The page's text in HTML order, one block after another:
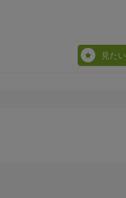
見たい